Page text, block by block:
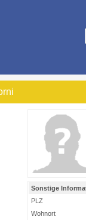
Sonstige
PLZ
Wohnort